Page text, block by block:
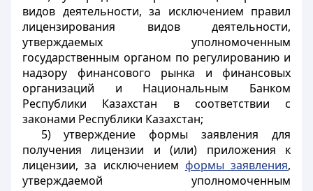
видов деятельности, за исключением правил
лицензирования видов деятельности,
утверждаемых уполномоченным
государственным органом по регулированию и
надзору финансового рынка и финансовых
организаций и Национальным Банком
Республики Казахстан в соответствии с
законами Республики Казахстан;
5) утверждение формы заявления для
получения лицензии и (или) приложения к
лицензии, за исключением формы заявления,
утверждаемой уполномоченным